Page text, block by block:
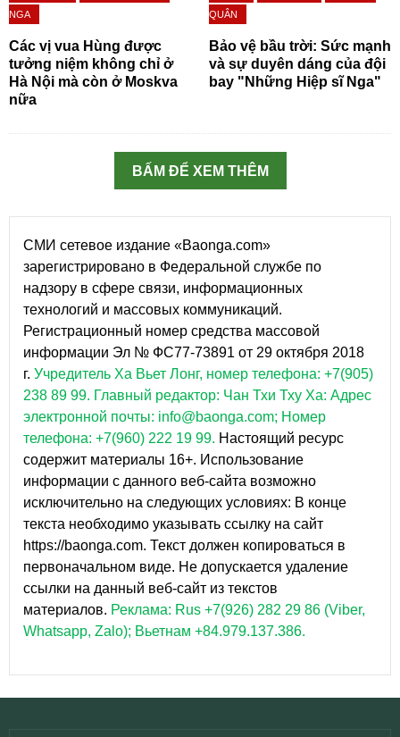
NGA
Các vị vua Hùng được
tưởng niệm không chỉ ở
Hà Nội mà còn ở Moskva
nữa
QUÂN
Bảo vệ bầu trời: Sức mạnh
và sự duyên dáng của đội
bay "Những Hiệp sĩ Nga"
BẤM ĐỂ XEM THÊM
СМИ сетевое издание «Baonga.com»
зарегистрировано в Федеральной службе по
надзору в сфере связи, информационных
технологий и массовых коммуникаций.
Регистрационный номер средства массовой
информации Эл № ФС77-73891 от 29 октября 2018
г. Учредитель Ха Вьет Лонг, номер телефона: +7(905)
238 89 99. Главный редактор: Чан Тхи Тху Ха: Адрес
электронной почты: info@baonga.com; Номер
телефона: +7(960) 222 19 99. Настоящий ресурс
содержит материалы 16+. Использование
информации с данного веб-сайта возможно
исключительно на следующих условиях: В конце
текста необходимо указывать ссылку на сайт
https://baonga.com. Текст должен копироваться в
первоначальном виде. Не допускается удаление
ссылки на данный веб-сайт из текстов
материалов. Реклама: Rus +7(926) 282 29 86 (Viber,
Whatsapp, Zalo); Вьетнам +84.979.137.386.